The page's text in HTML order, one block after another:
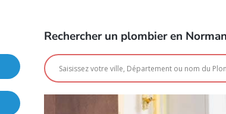
Rechercher un plombier en